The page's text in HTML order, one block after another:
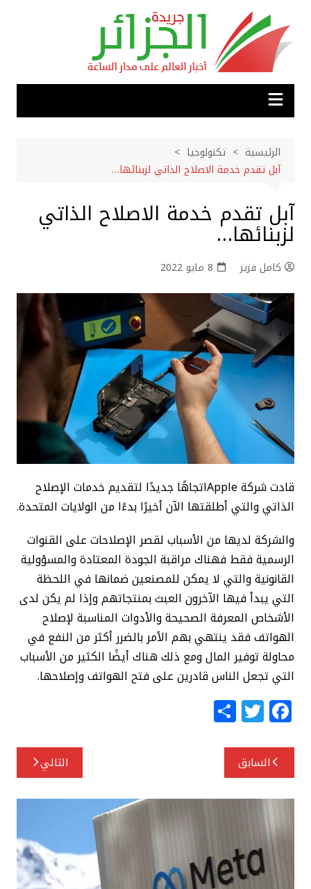
المحتوى
الرئيسية
تكنولوجيا
آبل تقدم خدمة الاصلاح الذاتي لزبنائها…
آبل تقدم خدمة الاصلاح الذاتي
لزبنائها…
كامل فزيز 8 مايو 2022
قادت شركة Appleاتجاهًا جديدًا لتقديم خدمات الإصلاح
الذاتي والتي أطلقتها الآن أخيرًا بدءًا من الولايات المتحدة.
والشركة لديها من الأسباب لقصر الإصلاحات على القنوات
الرسمية فقط فهناك مراقبة الجودة المعتادة والمسؤولية
القانونية والتي لا يمكن للمصنعين ضمانها في اللحظة
التي يبدأ فيها الآخرون العبث بمنتجاتهم وإذا لم يكن لدى
الأشخاص المعرفة الصحيحة والأدوات المناسبة لإصلاح
الهواتف فقد ينتهي بهم الأمر بالضرر أكثر من النفع في
محاولة توفير المال ومع ذلك هناك أيضًا الكثير من الأسباب
التي تجعل الناس قادرين على فتح الهواتف وإصلاحها.
F
a
c
e
b
o
o
k
T
w
itt
e
r
S
h
تصفّح
المقالات
السابق التالي